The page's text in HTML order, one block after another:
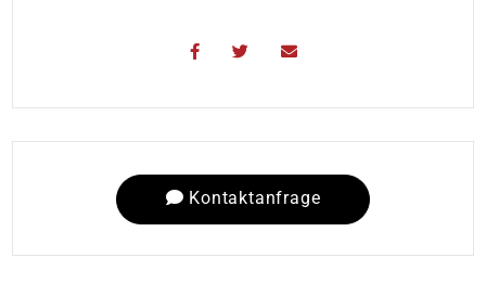
Kontaktanfrage